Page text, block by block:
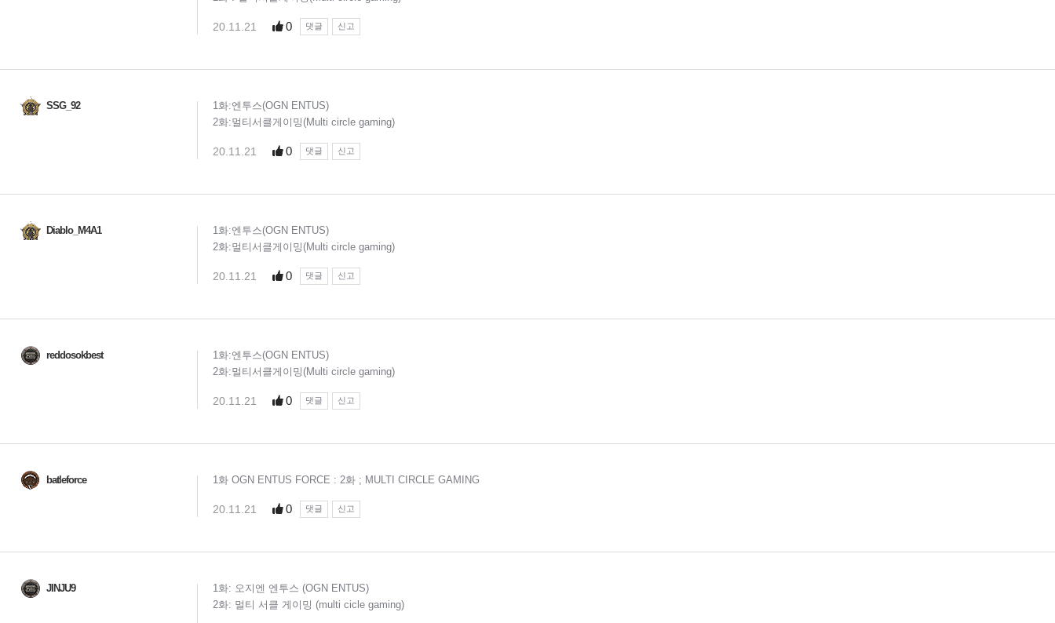
20.11.21 0 댓글 신고
SSG_92
1화:엔투스(OGN ENTUS)
2화:멀티서클게이밍(Multi circle gaming)
20.11.21 0 댓글 신고
Diablo_M4A1
1화:엔투스(OGN ENTUS)
2화:멀티서클게이밍(Multi circle gaming)
20.11.21 0 댓글 신고
reddosokbest
1화:엔투스(OGN ENTUS)
2화:멀티서클게이밍(Multi circle gaming)
20.11.21 0 댓글 신고
batleforce 1화 OGN ENTUS FORCE : 2화 ; MULTI CIRCLE GAMING
20.11.21 0 댓글 신고
JINJU9
1화: 오지엔 엔투스 (OGN ENTUS)
2화: 멀티 서클 게이밍 (multi cicle gaming)